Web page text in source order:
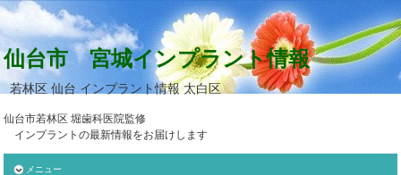
仙台市 宮城インプラント情報
若林区 仙台 インプラント情報 太白区
仙台市若林区 堀歯科医院監修
インプラントの最新情報をお届けします
メニュー